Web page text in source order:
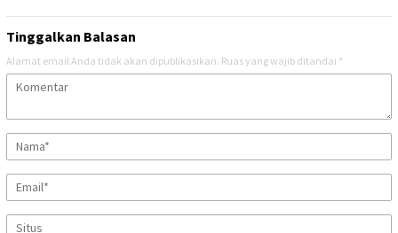
Tinggalkan Balasan
Alamat email Anda tidak akan dipublikasikan. Ruas yang wajib ditandai *